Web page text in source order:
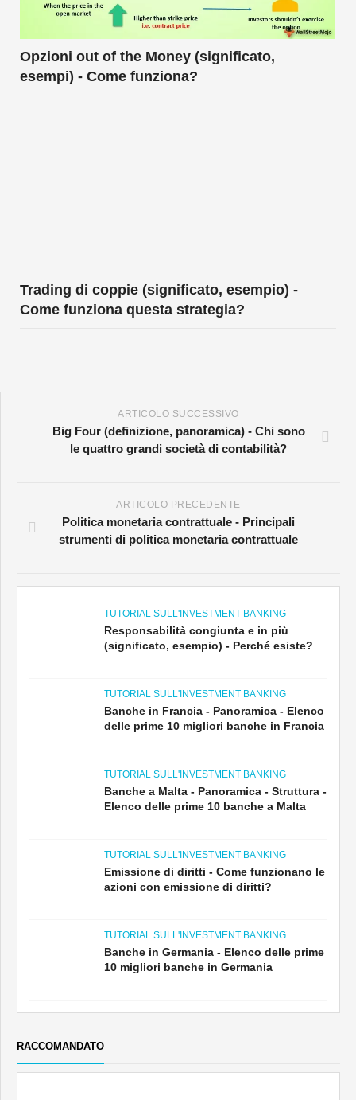
Opzioni out of the Money (significato,
esempi) - Come funziona?
Trading di coppie (significato, esempio) -
Come funziona questa strategia?
ARTICOLO SUCCESSIVO
Big Four (definizione, panoramica) - Chi sono
le quattro grandi società di contabilità?
ARTICOLO PRECEDENTE
Politica monetaria contrattuale - Principali
strumenti di politica monetaria contrattuale
TUTORIAL SULL'INVESTMENT BANKING
Responsabilità congiunta e in più
(significato, esempio) - Perché esiste?
Banche in Francia - Panoramica - Elenco
delle prime 10 migliori banche in Francia
Elenco delle prime 10 banche a Malta
TUTORIAL SULL'INVESTMENT BANKING
TUTORIAL SULL'INVESTMENT BANKING
Banche in Germania - Elenco delle prime